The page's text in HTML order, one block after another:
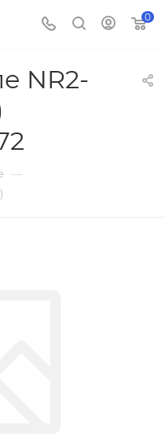
0
NR2-
—